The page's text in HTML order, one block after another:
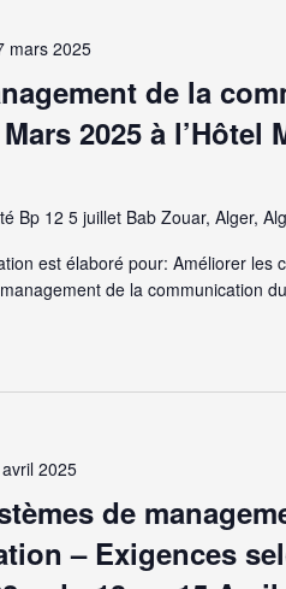
mars 2025
de la
2025 à l’Hôtel
Bp 12 5 juillet Bab Zouar, Alger,
est élaboré pour: Améliorer les
de la communication
2025
de
– Exigences